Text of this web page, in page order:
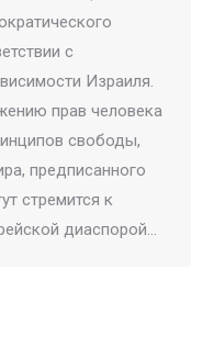
с
Израиля.
прав человека
свободы,
предписанного
стремится к
диаспорой…